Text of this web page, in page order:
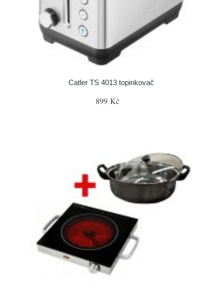
Catler TS 4013 topinkovač
899 Kč